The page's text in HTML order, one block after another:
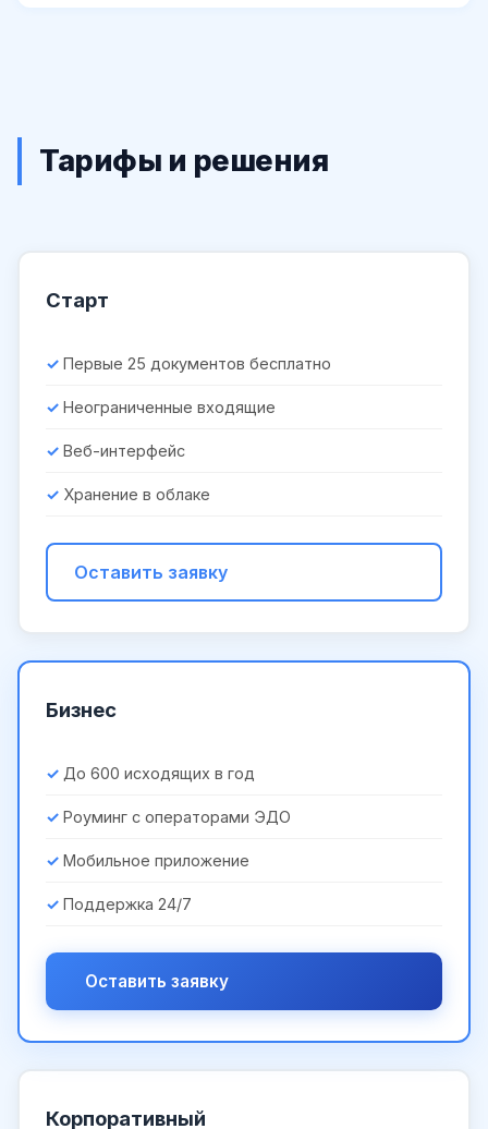
Тарифы и решения
Старт
Первые 25 документов бесплатно
Неограниченные входящие
Веб-интерфейс
Хранение в облаке
Оставить заявку
Бизнес
До 600 исходящих в год
Роуминг с операторами ЭДО
Мобильное приложение
Поддержка 24/7
Оставить заявку
Корпоративный